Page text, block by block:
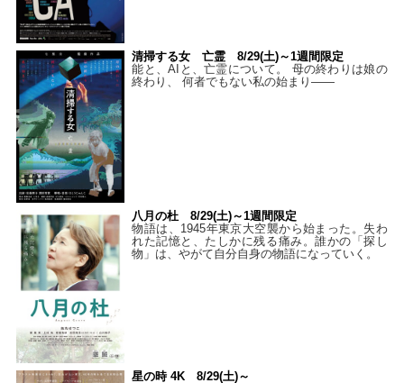
清掃する女 亡霊 8/29(土)～1週間限定
能と、AIと、亡霊について。 母の終わりは娘の
終わり、 何者でもない私の始まり――
八月の杜 8/29(土)～1週間限定
物語は、1945年東京大空襲から始まった。失わ
れた記憶と、たしかに残る痛み。誰かの「探し
物」は、やがて自分自身の物語になっていく。
星の時 4K 8/29(土)～